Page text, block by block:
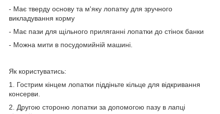
- Має тверду основу та м'яку лопатку для зручного
викладування корму
- Має пази для щільного приляганні лопатки до стінок банки
- Можна мити в посудомийній машині.
Як користуватись:
1. Гострим кінцем лопатки піддіньте кільце для відкривання
консерви.
2. Другою стороню лопатки за допомогою пазу в лапці